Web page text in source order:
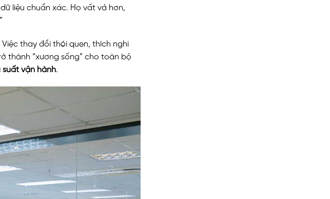
liệu chuẩn xác. Họ vất vả hơn,
Việc thay đổi thói quen, thích nghi
thành “xương sống” cho toàn bộ
suất vận hành.